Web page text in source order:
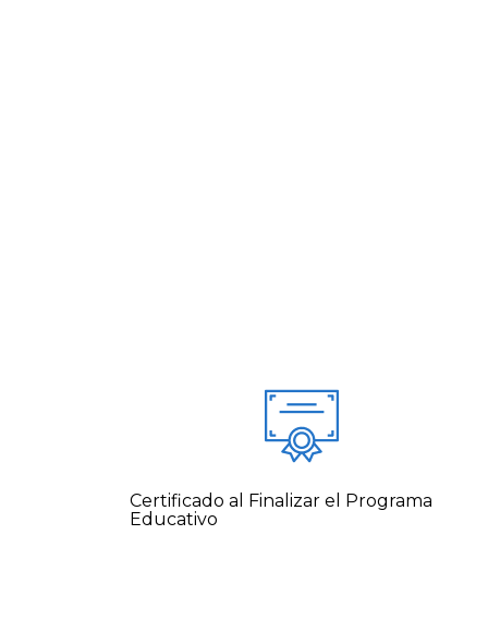
Certificado al Finalizar el Programa
Educativo